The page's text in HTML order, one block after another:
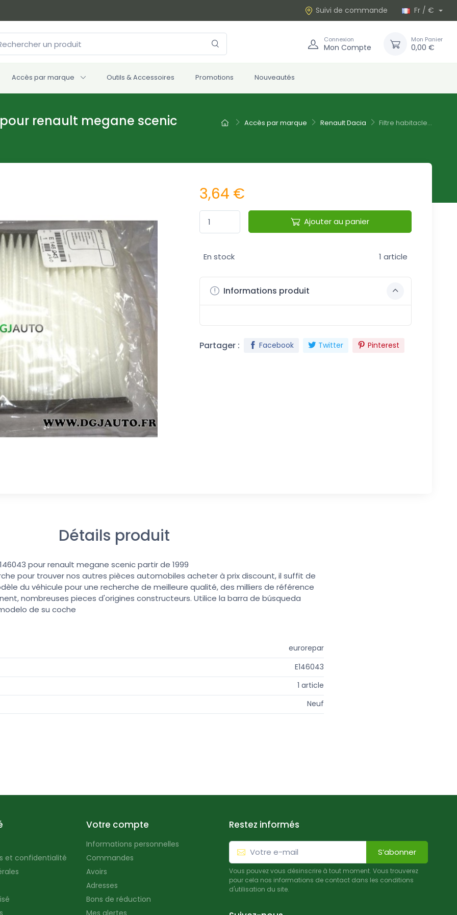
Suivi de commande Fr / €
Connexion
Mon Compte
Mon Panier
0,00 €
Accès par marque Outils & Accessoires Promotions Nouveautés
Accès par marque Renault Dacia Filtre habitacle...
renault megane scenic
3,64 €
Ajouter au panier
En stock 1 article
Informations produit
Partager : Facebook Twitter Pinterest
Détails produit
pour renault megane scenic partir de 1999
pour trouver nos autres pièces automobiles acheter à prix discount, il suffit de
du véhicule pour une recherche de meilleure qualité, des milliers de référence
nombreuses pieces d'origines constructeurs. Utilice la barra de búsqueda
de su coche
eurorepar
E146043
1 article
Neuf
et confidentialité
Votre compte
Informations personnelles
Commandes
Avoirs
Adresses
Bons de réduction
Mes alertes
Restez informés
S’abonner
Vous pouvez vous désinscrire à tout moment. Vous trouverez
pour cela nos informations de contact dans les conditions
d'utilisation du site.